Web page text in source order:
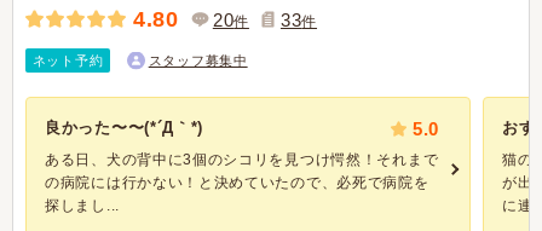
4.80 20件 33件
ネット予約 スタッフ募集中
良かった〜〜(*´Д｀*) 5.0
ある日、犬の背中に3個のシコリを見つけ愕然！それまで
の病院には行かない！と決めていたので、必死で病院を
探しまし...
おす
猫の
が出
に連